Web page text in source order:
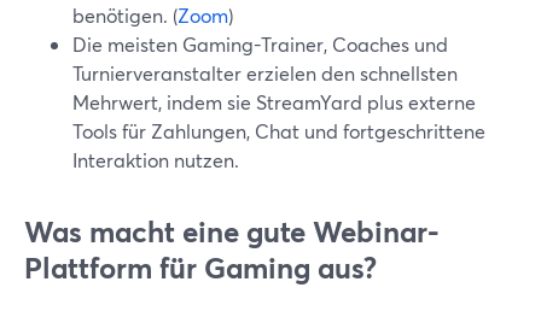
benötigen. (Zoom)
Die meisten Gaming-Trainer, Coaches und
Turnierveranstalter erzielen den schnellsten
Mehrwert, indem sie StreamYard plus externe
Tools für Zahlungen, Chat und fortgeschrittene
Interaktion nutzen.
Was macht eine gute Webinar-
Plattform für Gaming aus?